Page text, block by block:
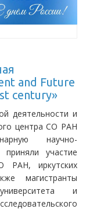
and Future
century»
деятельности и
центра СО РАН
научно-
участие
РАН, иркутских
магистранты
и